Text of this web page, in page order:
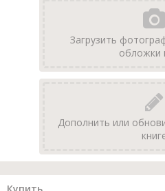
Загрузить
обложки
Дополнить или